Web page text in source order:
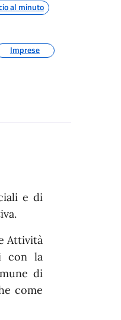
al minuto
Imprese
e di
Attività
con la
di
come